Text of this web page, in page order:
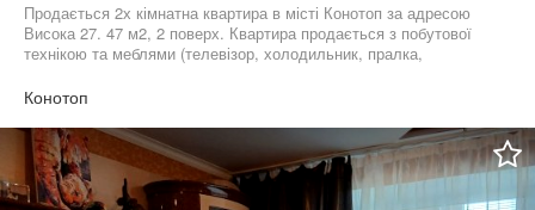
Продається 2х кімнатна квартира в місті Конотоп за адресою
Висока 27. 47 м2, 2 поверх. Квартира продається з побутової
технікою та меблями (телевізор, холодильник, пралка,
Конотоп